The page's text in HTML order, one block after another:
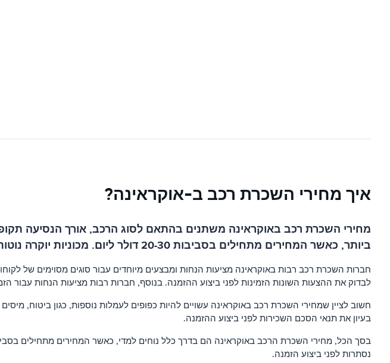
איך מחירי השכרת רכב ב-אוקראינה?
מחירי השכרת רכב באוקראינה משתנים בהתאם לסוג הרכב, אורך הנסיעה
ביותר, כאשר המחירים מתחילים בסביבות 20-30 דולר ליום. מכוניות יוקרה נוטות להיות יקרות יותר, כאשר המחירים מתחילים בסביבות 50$ ליום.
חברות השכרת רכב רבות באוקראינה מציעות הנחות ומבצעים מיוחדים עבור סוגים מסוימים של
לבדוק את ההצעות השונות הזמינות לפני ביצוע ההזמנה. בנוסף, חברות רבות מציעות הנחות עבור
חשוב לציין שמחירי השכרת רכב באוקראינה עשויים להיות כפופים לעמלות נוספות, כגון ביטוח,
בעיון את תנאי הסכם השכירות לפני ביצוע ההזמנה.
נסתרות לפני ביצוע הזמנה.